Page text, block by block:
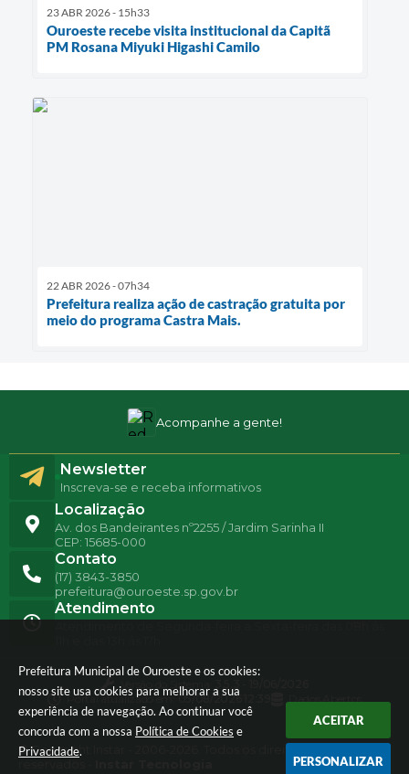
Prefeitura Municipal de Ouroeste e os cookies:
nosso site usa cookies para melhorar a sua
experiência de navegação. Ao continuar você
concorda com a nossa Política de Cookies e
Privacidade.
ACEITAR
PERSONALIZAR
23 ABR 2026 - 15h33
Ouroeste recebe visita institucional da Capitã
PM Rosana Miyuki Higashi Camilo
22 ABR 2026 - 07h34
Prefeitura realiza ação de castração gratuita por
meio do programa Castra Mais.
Acompanhe a gente!
Localização
Av. dos Bandeirantes nº2255 / Jardim Sarinha II
CEP: 15685-000
Contato
(17) 3843-3850
prefeitura@ouroeste.sp.gov.br
Atendimento
Newsletter
Inscreva-se e receba informativos
Versão do Sistema:
Portal atualizado em:05/08/2026 12:39 Dados Abertos
© Copyright Instar - 2006-2026. Todos os direitos